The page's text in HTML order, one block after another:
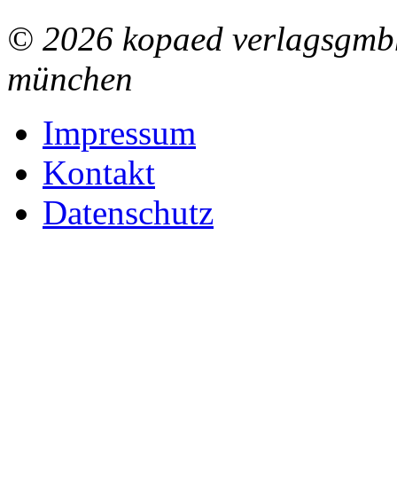
© 2026 kopaed
münchen
Impressum
Kontakt
Datenschutz